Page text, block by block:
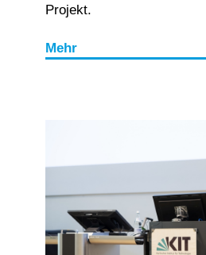
Projekt.
Mehr